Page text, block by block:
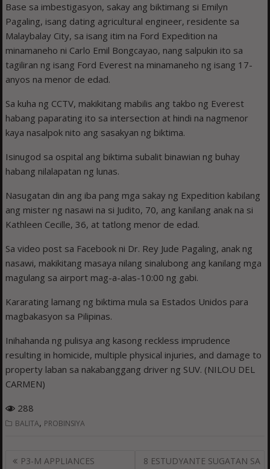
Base sa imbestigasyon, sakay ang biktimang si Emilyn
Pagaling, isang dating agricultural engineer, residente sa
Malaybalay City, sa isang itim na Ford Expedition na
minamaneho ni Carlo Emil Bongcayao, nang salpukin ito sa
tagiliran ng isang Ford Everest na minamaneho ng isang 17-
anyos na menor de edad.
Sa kuha ng CCTV, makikitang mabilis ang takbo ng Everest
habang paparating ito sa intersection at hindi na nagmenor
kaya nasalpok nito ang sasakyan ng biktima.
Isinugod sa ospital ang biktima subalit binawian ng buhay
habang nilalapatan ng lunas.
Nasugatan din ang iba pang mga sakay ng Expedition kabilang
ang mister ng nasawi na si Judito, 70, ang kanilang anak na si
Kathleen Cecille, 36, at tatlong menor de edad.
Sa video post sa Facebook ni Dr. Rey Jude Pagaling, anak ng
nasawi, makikitang masaya nilang sinalubong ang kanilang mga
magulang sa airport mag-a-alas-10:00 ng gabi.
Kararating lamang ng biktima mula sa Estados Unidos para
magbakasyon sa Pilipinas.
Inihahanda ng pulisya ang kasong reckless imprudence
resulting in homicide, multiple physical injuries, and damage to
property laban sa nakabanggang driver ng SUV. (NILOU DEL
CARMEN)
288
BALITA, PROBINSIYA
Post
P3-M APPLIANCES
8 ESTUDYANTE SUGATAN SA